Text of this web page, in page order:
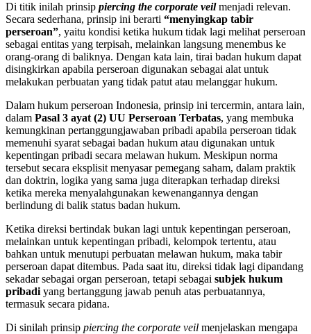
Di titik inilah prinsip piercing the corporate veilmenjadi relevan.
Secara sederhana, prinsip ini berarti “menyingkap tabir
perseroan”, yaitu kondisi ketika hukum tidak lagi melihat perseroan
sebagai entitas yang terpisah, melainkan langsung menembus ke
orang-orang di baliknya. Dengan kata lain, tirai badan hukum dapat
disingkirkan apabila perseroan digunakan sebagai alat untuk
melakukan perbuatan yang tidak patut atau melanggar hukum.
Dalam hukum perseroan Indonesia, prinsip ini tercermin, antara lain,
dalam Pasal 3 ayat (2) UU Perseroan Terbatas, yang membuka
kemungkinan pertanggungjawaban pribadi apabila perseroan tidak
memenuhi syarat sebagai badan hukum atau digunakan untuk
kepentingan pribadi secara melawan hukum. Meskipun norma
tersebut secara eksplisit menyasar pemegang saham, dalam praktik
dan doktrin, logika yang sama juga diterapkan terhadap direksi
ketika mereka menyalahgunakan kewenangannya dengan
berlindung di balik status badan hukum.
Ketika direksi bertindak bukan lagi untuk kepentingan perseroan,
melainkan untuk kepentingan pribadi, kelompok tertentu, atau
bahkan untuk menutupi perbuatan melawan hukum, maka tabir
perseroan dapat ditembus. Pada saat itu, direksi tidak lagi dipandang
sekadar sebagai organ perseroan, tetapi sebagai subjek hukum
pribadi yang bertanggung jawab penuh atas perbuatannya,
termasuk secara pidana.
Di sinilah prinsip piercing the corporate veil menjelaskan mengapa